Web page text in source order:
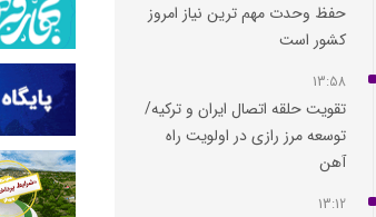
حفظ وحدت مهم‌ ترین نیاز امروز
کشور است
13:58
تقویت حلقه اتصال ایران و ترکیه/
توسعه مرز رازی در اولویت راه‌
آهن
13:12